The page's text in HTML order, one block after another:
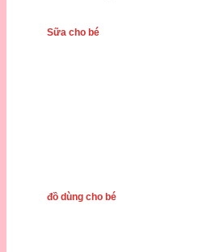
Sữa cho bé
đồ dùng cho bé